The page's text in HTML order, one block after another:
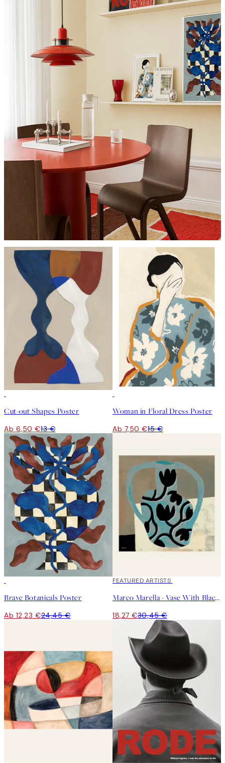
Cut-out Shapes Poster
Ab 6,50 €13 €
Woman in Floral Dress Poster
Ab 7,50 €15 €
Brave Botanicals Poster
Ab 12,23 €24,45 €
40%*
FEATURED ARTISTS
Marco Marella - Vase With Black Flowers Poster
18,27 €30,45 €